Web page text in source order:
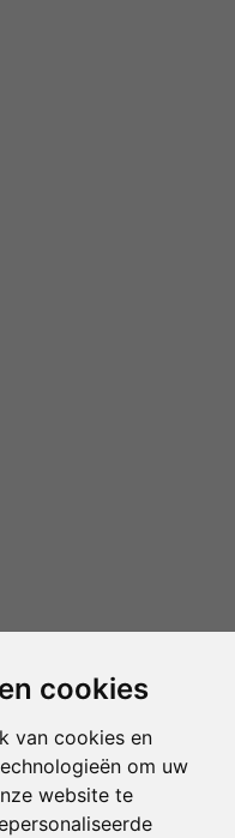
cookies
van cookies en
om uw
website te
preferences
algemene voorwaarden